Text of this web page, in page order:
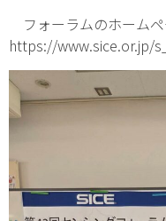
フォーラムのホームペ
https://www.sice.or.jp/